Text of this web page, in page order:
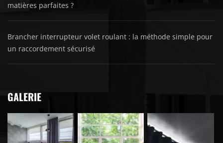
matières parfaites ?
Brancher interrupteur volet roulant : la méthode simple pour
un raccordement sécurisé
GALERIE